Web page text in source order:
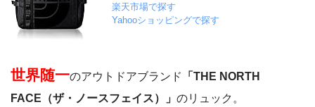
楽天市場で探す
Yahooショッピングで探す
世界随一のアウトドアブランド
「THE NORTH
FACE（ザ・ノースフェイス）」 のリュック。